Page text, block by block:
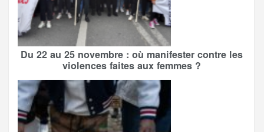
Du 22 au 25 novembre : où manifester contre les
violences faites aux femmes ?